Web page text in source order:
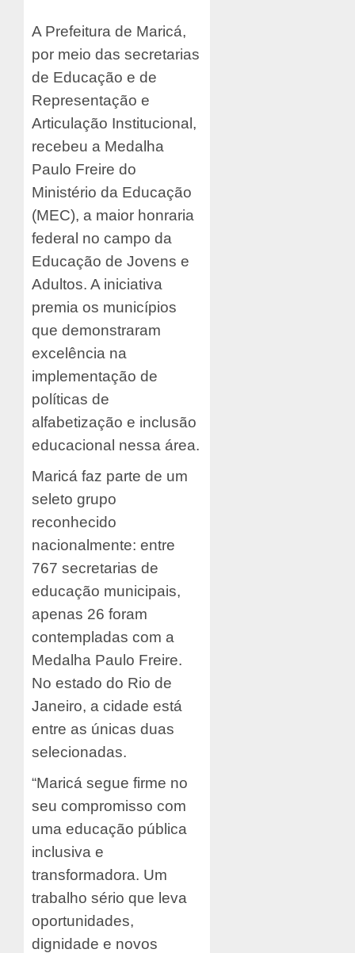
A Prefeitura de Maricá,
por meio das secretarias
de Educação e de
Representação e
Articulação Institucional,
recebeu a Medalha
Paulo Freire do
Ministério da Educação
(MEC), a maior honraria
federal no campo da
Educação de Jovens e
Adultos. A iniciativa
premia os municípios
que demonstraram
excelência na
implementação de
políticas de
alfabetização e inclusão
educacional nessa área.
Maricá faz parte de um
seleto grupo
reconhecido
nacionalmente: entre
767 secretarias de
educação municipais,
apenas 26 foram
contempladas com a
Medalha Paulo Freire.
No estado do Rio de
Janeiro, a cidade está
entre as únicas duas
selecionadas.
“Maricá segue firme no
seu compromisso com
uma educação pública
inclusiva e
transformadora. Um
trabalho sério que leva
oportunidades,
dignidade e novos